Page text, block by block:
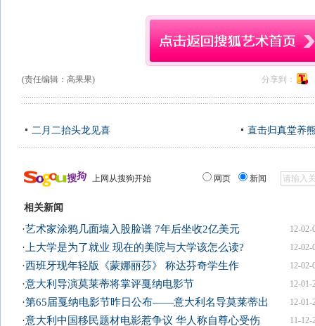
(责任编辑：高果果) 分享到：
二月二抬头龙见喜 直击归真堂养
上网从搜狗开始 网页 新闻
相关新闻
12-02-
·艺术家涂鸦几面墙入股脸谱 7年后坐收2亿美元
12-02-
· 上大学是为了就业 现在的美院与大学该怎么读?
12-02-
·西班牙现年轻版《蒙娜丽莎》 称达芬奇学生作
12-01-
·意大利导演莫莱蒂将掌评戛纳电影节
12-01-
·第65届戛纳电影节昨日公布——意大利名导莫莱蒂出
11-12-
·意大利中国移民题材电影惹争议 华人称自尊心受伤